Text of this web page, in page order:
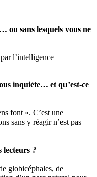
ou sans lesquels vous ne
l’intelligence
inquiète… et qu’est-ce
font ». C’est une
sans y réagir n’est pas
lecteurs ?
globicéphales, de